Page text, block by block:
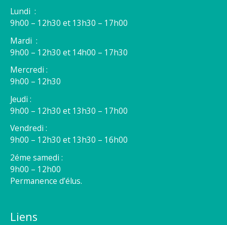
Lundi :
9h00 – 12h30 et 13h30 – 17h00
Mardi :
9h00 – 12h30 et 14h00 – 17h30
Mercredi :
9h00 – 12h30
Jeudi :
9h00 – 12h30 et 13h30 – 17h00
Vendredi :
9h00 – 12h30 et 13h30 – 16h00
2éme samedi :
9h00 – 12h00
Permanence d’élus.
Liens